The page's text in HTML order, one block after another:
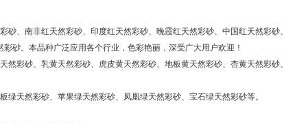
、南非红天然彩砂、印度红天然彩砂、晚霞红天然彩砂、中国红天然彩砂、
砂。本品种广泛应用各个行业，色彩艳丽，深受广大用户欢迎！
彩砂、乳黄天然彩砂、虎皮黄天然彩砂、地板黄天然彩砂、杏黄天然彩砂、
天然彩砂、苹果绿天然彩砂、凤凰绿天然彩砂、宝石绿天然彩砂等。